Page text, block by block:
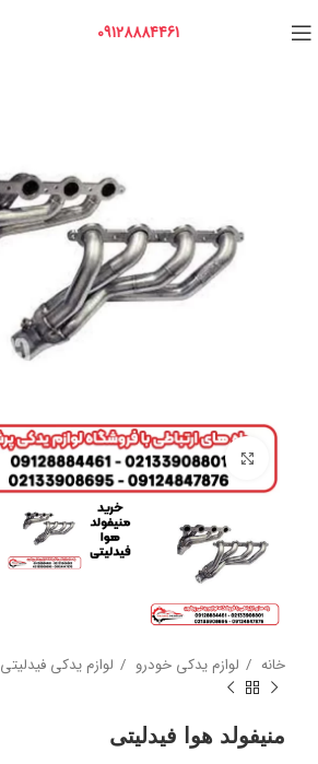
09128884461
برای بزرگنمایی کلیک کنید
خانه لوازم یدکی خودرو لوازم یدکی فیدلیتی
منیفولد هوا فیدلیتی